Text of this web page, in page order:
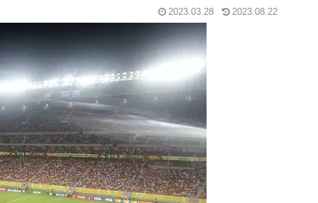
2023.03.28 2023.08.22